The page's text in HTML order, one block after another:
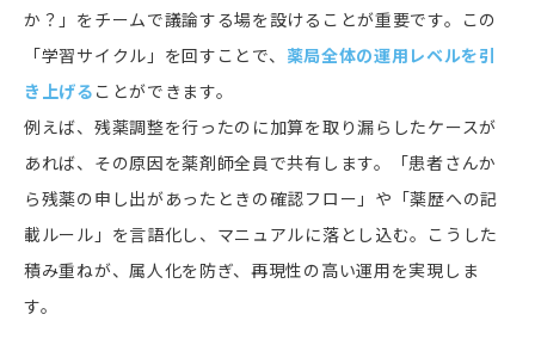
か？」をチームで議論する場を設けることが重要です。この
「学習サイクル」を回すことで、 薬局全体の運用レベルを引
き上げる ことができます。
例えば、残薬調整を行ったのに加算を取り漏らしたケースが
あれば、その原因を薬剤師全員で共有します。「患者さんか
ら残薬の申し出があったときの確認フロー」や「薬歴への記
載ルール」を言語化し、マニュアルに落とし込む。こうした
積み重ねが、属人化を防ぎ、再現性の高い運用を実現しま
す。